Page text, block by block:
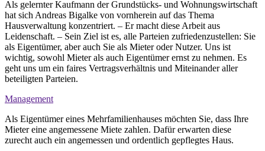
Als gelernter Kaufmann der Grundstücks- und Wohnungswirtschaft
hat sich Andreas Bigalke von vornherein auf das Thema
Hausverwaltung konzentriert. – Er macht diese Arbeit aus
Leidenschaft. – Sein Ziel ist es, alle Parteien zufriedenzustellen: Sie
als Eigentümer, aber auch Sie als Mieter oder Nutzer. Uns ist
wichtig, sowohl Mieter als auch Eigentümer ernst zu nehmen. Es
geht uns um ein faires Vertragsverhältnis und Miteinander aller
beteiligten Parteien.
Management
Als Eigentümer eines Mehrfamilienhauses möchten Sie, dass Ihre
Mieter eine angemessene Miete zahlen. Dafür erwarten diese
zurecht auch ein angemessen und ordentlich gepflegtes Haus.